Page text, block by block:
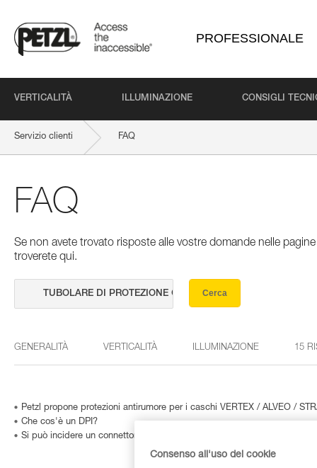
PROFESSIONALE
VERTICALITÀ ILLUMINAZIONE CONSIGLI
Servizio clienti FAQ
FAQ
Se non avete trovato risposte alle vostre domande nelle
troverete qui.
Cerca
GENERALITÀ VERTICALITÀ ILLUMINAZIONE 15
Petzl propone protezioni antirumore per i caschi VERTEX / ALVEO /
Che cos'è un DPI?
Si può incidere un connettore… o come identificare un prodotto il cui
Consenso all'uso dei cookie